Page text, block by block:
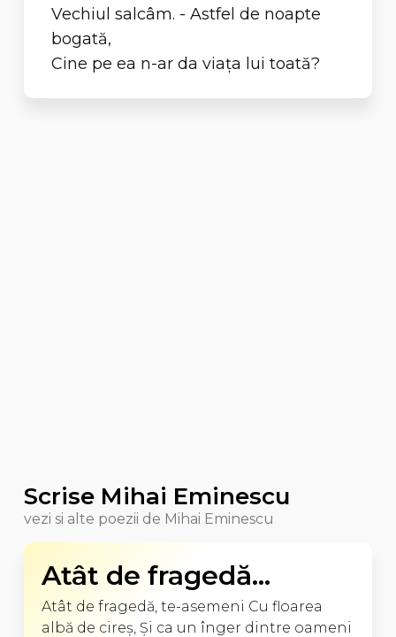
Vechiul salcâm. - Astfel de noapte
bogată,
Cine pe ea n-ar da viaţa lui toată?
Scrise Mihai Eminescu
vezi si alte poezii de Mihai Eminescu
Atât de fragedă...
Atât de fragedă, te-asemeni Cu floarea
albă de cireş, Şi ca un înger dintre oameni